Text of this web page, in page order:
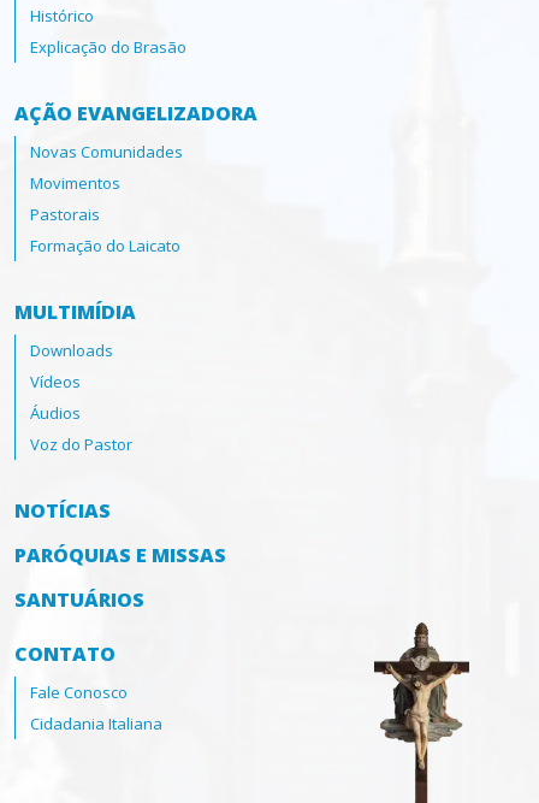
Histórico
Explicação do Brasão
AÇÃO EVANGELIZADORA
Novas Comunidades
Movimentos
Pastorais
Formação do Laicato
MULTIMÍDIA
Downloads
Vídeos
Áudios
Voz do Pastor
NOTÍCIAS
PARÓQUIAS E MISSAS
SANTUÁRIOS
CONTATO
Fale Conosco
Cidadania Italiana